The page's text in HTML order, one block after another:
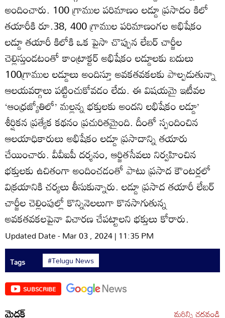
అందించారు. 100 గ్రాముల పరిమాణం లడ్డూ ప్రసాదం కిలో
తయారీకి రూ.38, 400 గ్రాముల పరిమాణంగల అభిషేకం
లడ్డూ తయారీ కిలోకి ఒక పైసా చొప్పున లేబర్‌ చార్జీల
చెల్లిస్తుండటంతో కాంట్రాక్టర్‌ అభిషేకం లడ్డూలకు బదులు
100గ్రాముల లడ్డూలు అందిస్తూ అవకతవకలకు పాల్పడుతున్నా
ఆలయవర్గాలు పట్టించుకోవడం లేదు. ఈ విషయమై ఇటీవల
‘ఆంధ్రజ్యోతిలో’ మల్లన్న భక్తులకు అందని లభిషేకం లడ్డూ’
శీర్షికన ప్రత్యేక కథనం ప్రచురితమైంది. దీంతో స్పందించిన
ఆలయాధికారులు అభిషేకం లడ్డూ ప్రసాదాన్ని తయారు
చేయించారు. వీవీఐపీ దర్శనం, ఆర్జితసేవలు నిర్వహించిన
భక్తులకు ఉచితంగా అందించడంతో పాటు ప్రసాద కౌంటర్లలో
విక్రయానికి చర్యలు తీసుకున్నారు. లడ్డూ ప్రసాద తయారీ లేబర్‌
చార్జీల చెల్లింపుల్లో కొన్నినెలలుగా కొనసాగుతున్న
అవకతవకలపైనా విచారణ చేపట్టాలని భక్తులు కోరారు.
Updated Date - Mar 03 , 2024 | 11:35 PM
Tags #Telugu News
SUBSCRIBE
మెదక్ మరిన్ని చదవండి